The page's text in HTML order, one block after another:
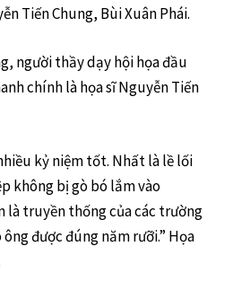
Tiến Chung, Bùi Xuân Phái.
người thầy dạy hội họa đầu
chính là họa sĩ Nguyễn Tiến
kỷ niệm tốt. Nhất là lề lối
không bị gò bó lắm vào
là truyền thống của các trường
được đúng năm rưỡi.” Họa